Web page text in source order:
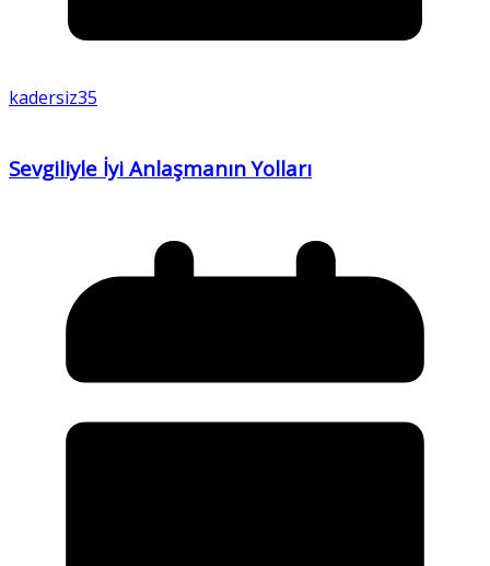
kadersiz35
Sevgiliyle İyi Anlaşmanın Yolları